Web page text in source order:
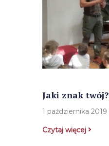
Jaki znak twój?
1 października 2019
Czytaj więcej